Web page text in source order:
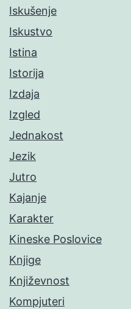
Iskušenje
Iskustvo
Istina
Istorija
Izdaja
Izgled
Jednakost
Jezik
Jutro
Kajanje
Karakter
Kineske Poslovice
Knjige
Književnost
Kompjuteri